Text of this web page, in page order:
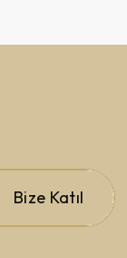
Bize Katıl